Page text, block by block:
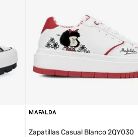
MAFALDA
Zapatillas Casual Blanco 2QY030